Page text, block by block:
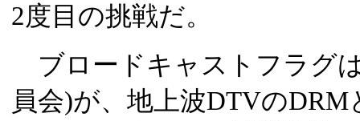
2度目の挑戦だ。
ブロードキャストフラグ
員会)が、地上波DTVの